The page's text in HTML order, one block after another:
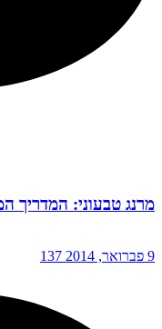
מרנג טבעוני:
9 פברואר, 2014 137